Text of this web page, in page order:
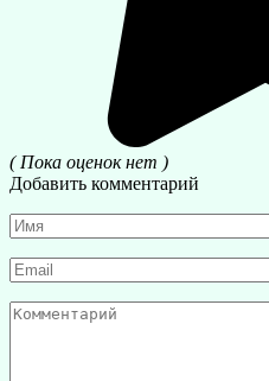
( Пока оценок нет )
Добавить комментарий
Имя
*
Email
*
Комментарий